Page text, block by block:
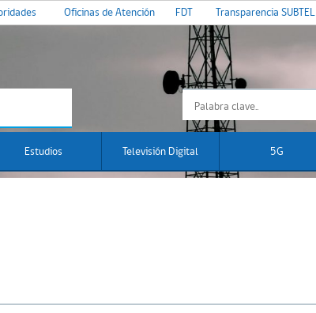
Oficinas de Atención FDT Transparencia SUBTEL
Estudios Televisión Digital 5G